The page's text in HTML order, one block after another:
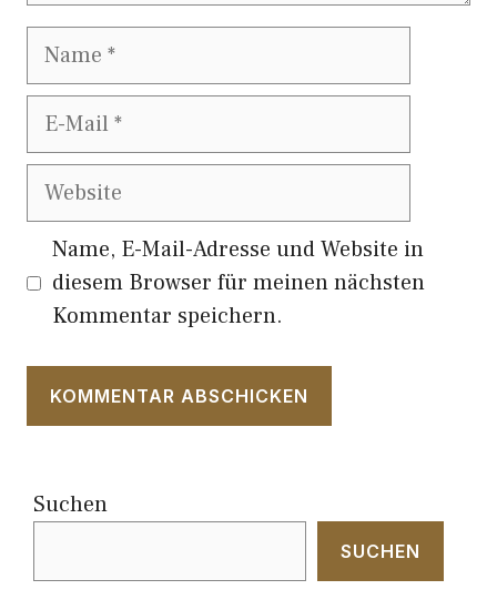
Name
E-
Website
Name, E-Mail-Adresse und Website in
diesem Browser für meinen nächsten
Kommentar speichern.
Suchen
SUCHEN